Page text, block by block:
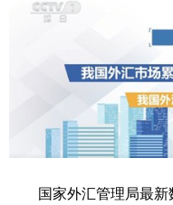
国家外汇管理局最